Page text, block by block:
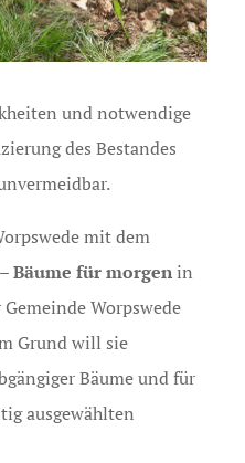
und notwendige
des Bestandes
mit dem
Bäume für morgenin
Worpswede
Grund will sie
Bäume und für
ausgewählten